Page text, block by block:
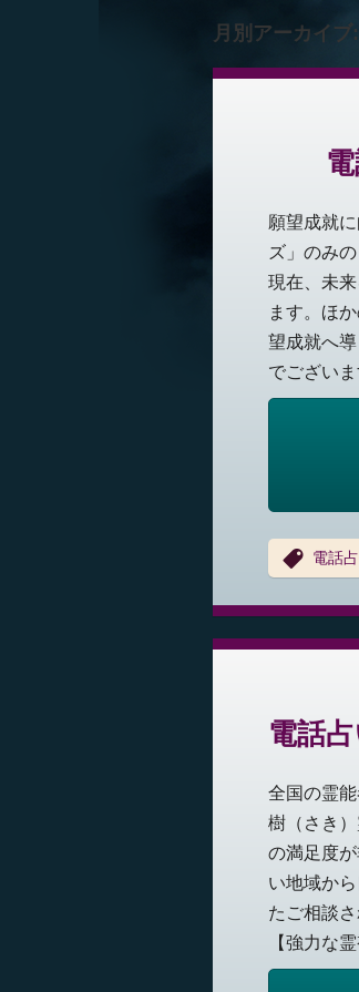
月別アーカイブ:
願望成就
ズ」のみ
現在、未
ます。ほ
望成就へ
でござい
電話
電話
全国の霊
樹（さき
の満足度
い地域か
たご相談
【強力な